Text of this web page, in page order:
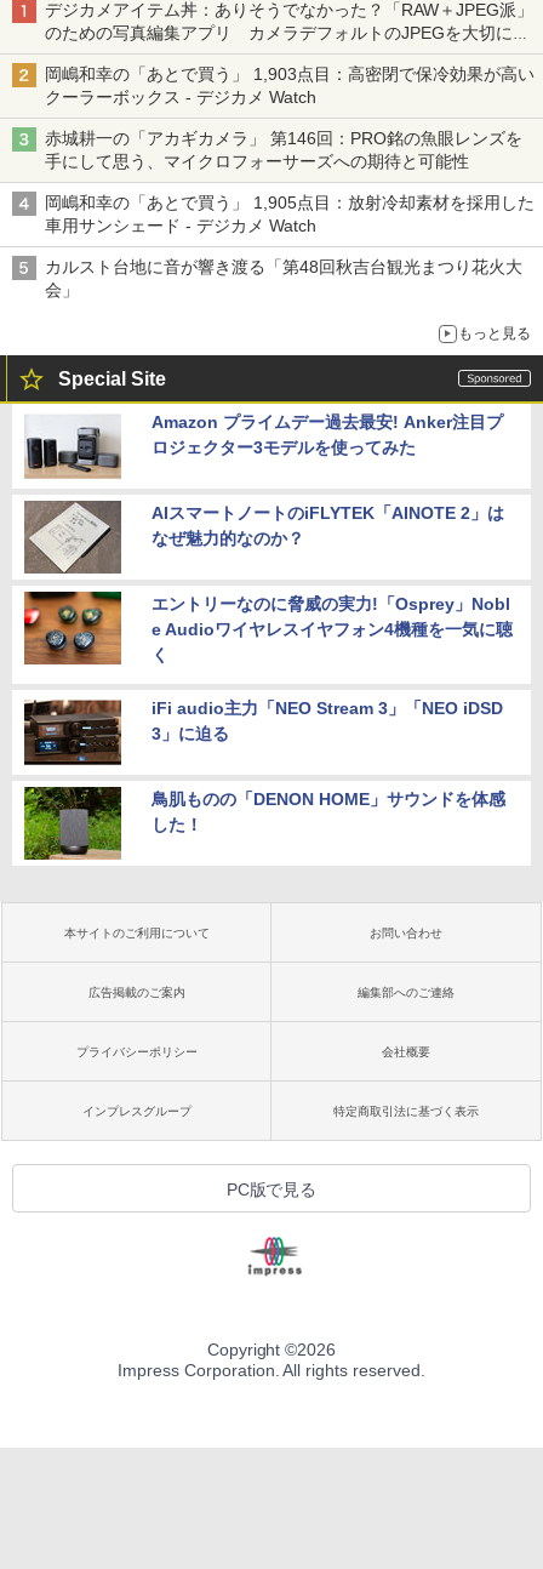
デジカメアイテム丼：ありそうでなかった？「RAW＋JPEG派」
のための写真編集アプリ カメラデフォルトのJPEGを大切にす
る「Filmator」
岡嶋和幸の「あとで買う」 1,903点目：高密閉で保冷効果が高い
クーラーボックス - デジカメ Watch
赤城耕一の「アカギカメラ」 第146回：PRO銘の魚眼レンズを
手にして思う、マイクロフォーサーズへの期待と可能性
岡嶋和幸の「あとで買う」 1,905点目：放射冷却素材を採用した
車用サンシェード - デジカメ Watch
カルスト台地に音が響き渡る「第48回秋吉台観光まつり花火大
会」
もっと見る
Special Site
Amazon プライムデー過去最安! Anker注目プ
ロジェクター3モデルを使ってみた
AIスマートノートのiFLYTEK「AINOTE 2」は
なぜ魅力的なのか？
エントリーなのに脅威の実力!「Osprey」Nobl
e Audioワイヤレスイヤフォン4機種を一気に聴
く
iFi audio主力「NEO Stream 3」「NEO iDSD
3」に迫る
鳥肌ものの「DENON HOME」サウンドを体感
した！
本サイトのご利用について お問い合わせ
広告掲載のご案内 編集部へのご連絡
プライバシーポリシー 会社概要
インプレスグループ 特定商取引法に基づく表示
PC版で見る
Copyright ©2026
Impress Corporation. All rights reserved.